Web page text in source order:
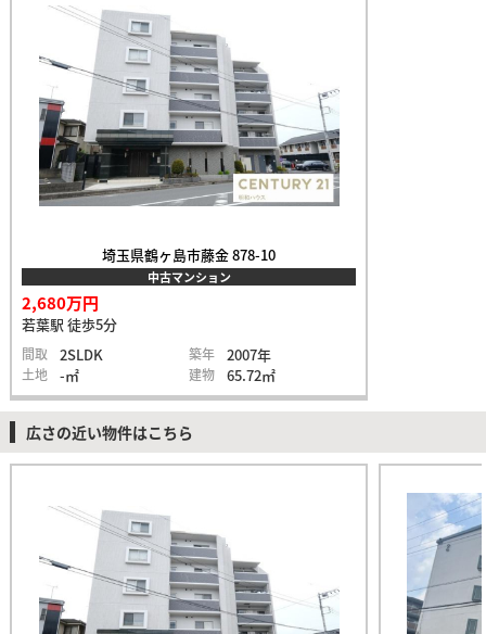
埼玉県鶴ヶ島市藤金 878-10
中古マンション
2,680万円
若葉駅 徒歩5分
間取 2SLDK 築年 2007年
土地 -㎡ 建物 65.72㎡
広さの近い物件はこちら